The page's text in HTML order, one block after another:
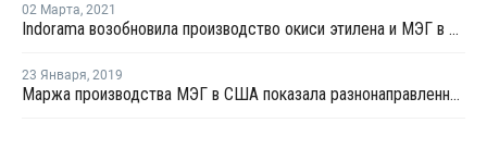
02 Марта, 2021
Indorama возобновила производство окиси этилена и МЭГ в Порт-Нечес
23 Января, 2019
Маржа производства МЭГ в США показала разнонаправленный тренд во вторую неделю января